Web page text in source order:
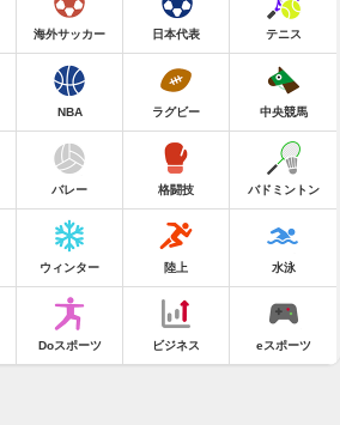
海外サッカー 日本代表 テニス
NBA ラグビー 中央競馬
バレー 格闘技 バドミントン
ウィンター 陸上 水泳
Doスポーツ ビジネス eスポーツ